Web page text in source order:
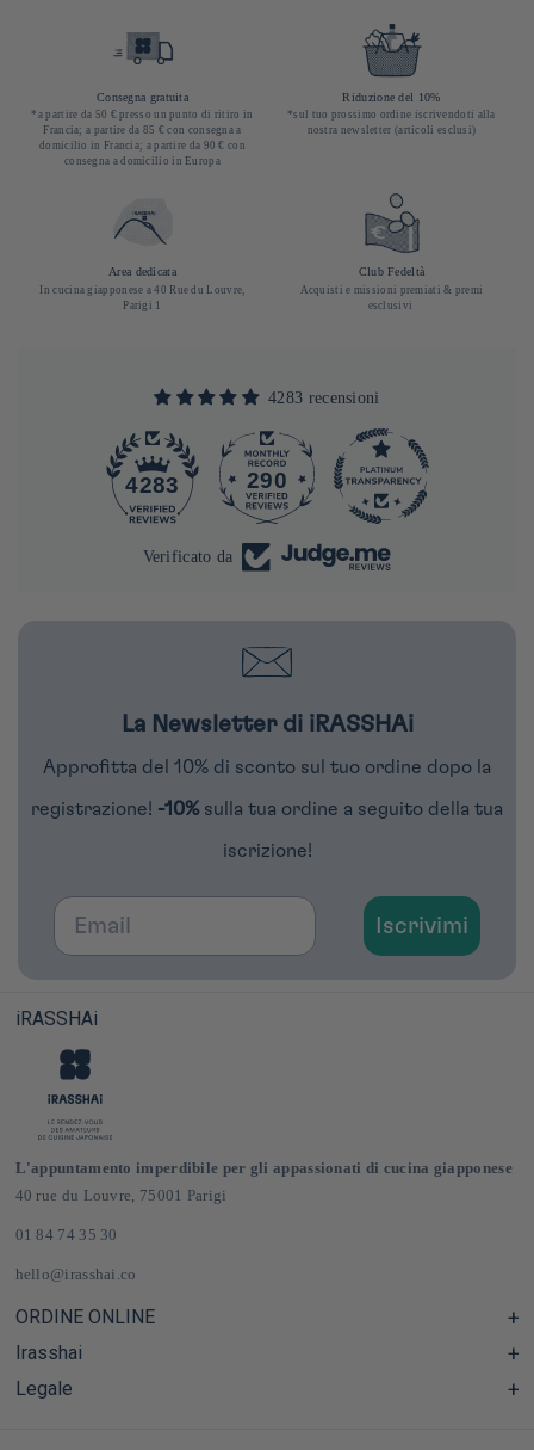
Consegna gratuita
*a partire da 50 € presso un punto di ritiro in
Francia; a partire da 85 € con consegna a
domicilio in Francia; a partire da 90 € con
consegna a domicilio in Europa
Riduzione del 10%
*sul tuo prossimo ordine iscrivendoti alla
nostra newsletter (articoli esclusi)
Area dedicata
In cucina giapponese a 40 Rue du Louvre,
Parigi 1
Club Fedeltà
Acquisti e missioni premiati & premi
esclusivi
4283 recensioni
4283 290
Verificato da
La Newsletter di iRASSHAi
Approfitta del 10% di sconto sul tuo ordine dopo la
registrazione! -10% sulla tua ordine a seguito della tua
iscrizione!
Email
Iscrivimi
iRASSHAi
L'appuntamento imperdibile per gli appassionati di cucina giapponese
40 rue du Louvre, 75001 Parigi
01 84 74 35 30
hello@irasshai.co
ORDINE ONLINE
Centro assistenza e Domande frequenti
Consegna e spese di spedizione in Francia e in Europa
Irasshai
Orari di apertura al numero 40 di rue du Louvre, Parigi
Legale